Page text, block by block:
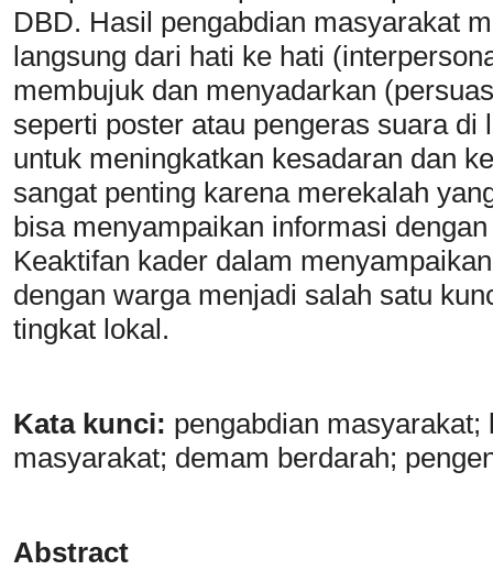
DBD. Hasil pengabdian masyarakat
langsung dari hati ke hati
membujuk dan menyadarkan
seperti poster atau pengeras suara
untuk meningkatkan kesadaran dan
sangat penting karena merekalah
bisa menyampaikan informasi
Keaktifan kader dalam
dengan warga menjadi salah satu
tingkat lokal.
Kata kunci: pengabdian
masyarakat; demam berdarah;
Abstract